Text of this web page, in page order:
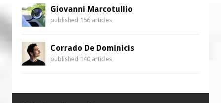
Giovanni Marcotullio
published 156 articles
Corrado De Dominicis
published 140 articles